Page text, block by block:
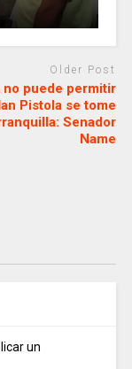
Older Post
puede permitir
Pistola se tome
Senador
Name
un